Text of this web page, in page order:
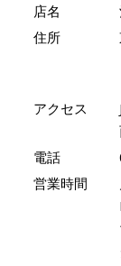
店名
住所
アクセス
電話
営業時間